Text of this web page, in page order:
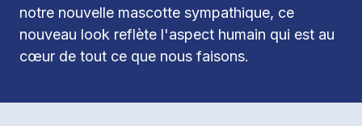
notre nouvelle mascotte sympathique, ce
nouveau look reflète l'aspect humain qui est au
cœur de tout ce que nous faisons.